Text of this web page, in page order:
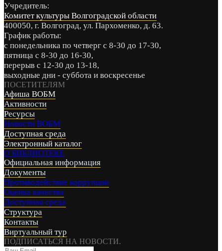
Учредитель:
Комитет культуры Волгоградской области
400050, г. Волгоград, ул. Пархоменко, д. 63.
График работы:
с понедельника по четверг с 8-30 до 17-30,
пятница с 8-30 до 16-30,
перерыв с 12-30 до 13-18,
выходные дни - суббота и воскресенье
ПОСЕТИТЕЛЯМ
Афиша ВОБМ
Активности
Ресурсы
Новости ВОБМ
Доступная среда
Электронный каталог
О БИБЛИОТЕКЕ
Официальная информация
Документы
Противодействие коррупции
Оценка качества
Доступная среда
Структура
Контакты
Виртуальный тур
ПОДПИСАТЬСЯ НА НОВОСТИ.